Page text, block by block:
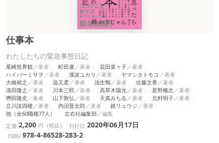
仕事本
わたしたちの緊急事態日記
尾崎世界観 町田康
花田菜々子
ハイパーミサヲ
瀧波ユカリ
ヤマシタトモコ
大橋裕之
温又柔 浅生鴨
佐藤文香
清田隆之
川本三郎 高草木陽光
星野概念
轡田隆史
山下敦弘 天真みちる
北村明子
立川談四楼
内沼晋太郎
鏡リュウジ
他（全60職種77人）
左右社編集部
定価 2,200 円（税込） 刊行日 2020年06月17日
ISBN 978-4-86528-283-2